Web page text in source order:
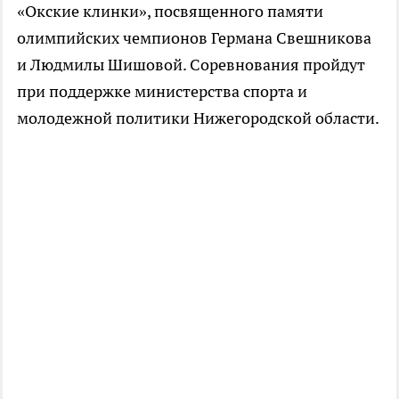
«Окские клинки», посвященного памяти
олимпийских чемпионов Германа Свешникова
и Людмилы Шишовой. Соревнования пройдут
при поддержке министерства спорта и
молодежной политики Нижегородской области.